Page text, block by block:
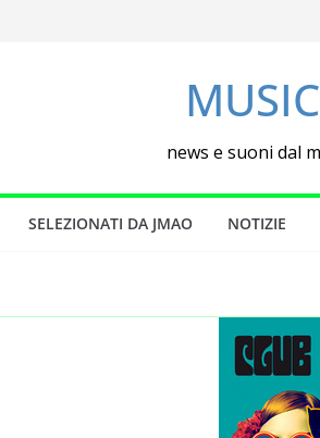
news e suoni dal
SELEZIONATI DA JMAO NOTIZIE